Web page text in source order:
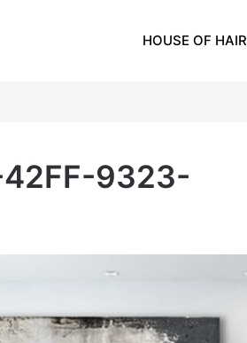
HOUSE OF HAIR
42FF-9323-